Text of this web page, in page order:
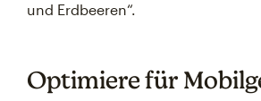
und Erdbeeren“.
Optimiere für